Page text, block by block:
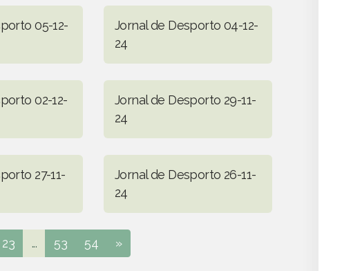
05-12-
Jornal de Desporto 04-12-
24
02-12-
Jornal de Desporto 29-11-
24
27-11-
Jornal de Desporto 26-11-
24
23 ... 53 54 »